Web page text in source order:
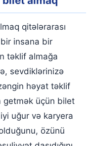
qitələrarası
insana bir
təklif almağa
sevdiklərinizə
həyat təklif
getmək üçün bilet
uğur və karyera
özünü